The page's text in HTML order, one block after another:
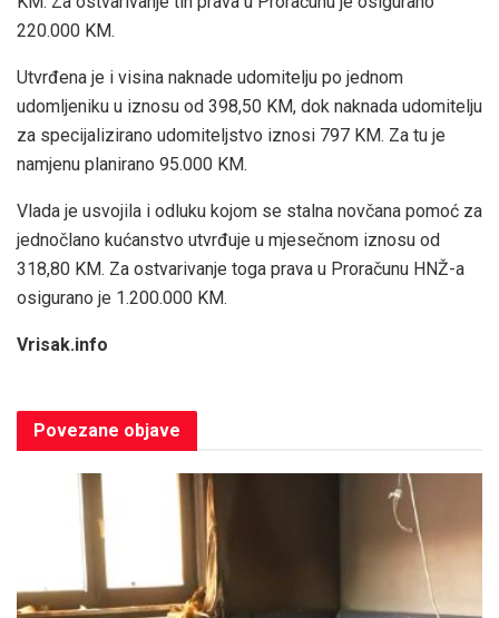
220.000 KM.
Utvrđena je i visina naknade udomitelju po jednom
udomljeniku u iznosu od 398,50 KM, dok naknada udomitelju
za specijalizirano udomiteljstvo iznosi 797 KM. Za tu je
namjenu planirano 95.000 KM.
Vlada je usvojila i odluku kojom se stalna novčana pomoć za
jednočlano kućanstvo utvrđuje u mjesečnom iznosu od
318,80 KM. Za ostvarivanje toga prava u Proračunu HNŽ-a
osigurano je 1.200.000 KM.
Vrisak.info
Povezane objave